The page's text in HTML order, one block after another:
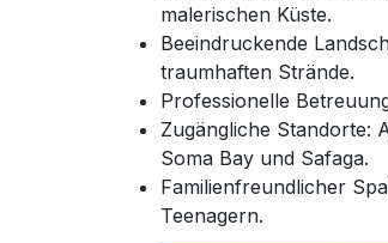
malerischen Küste.
Beeindruckende
traumhaften Strände.
Professionelle
Zugängliche Standorte:
Soma Bay und Safaga.
Familienfreundlicher
Teenagern.